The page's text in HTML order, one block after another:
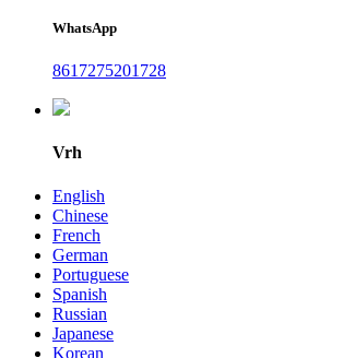
WhatsApp
8617275201728
Vrh
English
Chinese
French
German
Portuguese
Spanish
Russian
Japanese
Korean